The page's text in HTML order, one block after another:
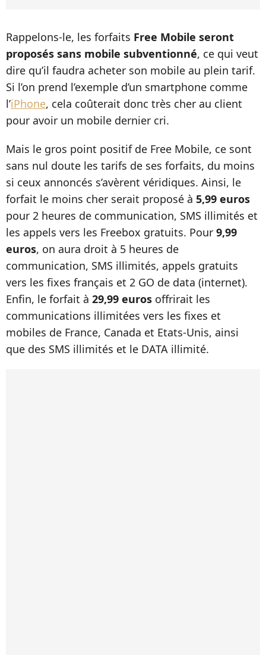
Rappelons-le, les forfaits Free Mobile seront
proposés sans mobile subventionné, ce qui veut
dire qu’il faudra acheter son mobile au plein tarif.
Si l’on prend l’exemple d’un smartphone comme
l’iPhone, cela coûterait donc très cher au client
pour avoir un mobile dernier cri.
Mais le gros point positif de Free Mobile, ce sont
sans nul doute les tarifs de ses forfaits, du moins
si ceux annoncés s’avèrent véridiques. Ainsi, le
forfait le moins cher serait proposé à 5,99 euros
pour 2 heures de communication, SMS illimités et
les appels vers les Freebox gratuits. Pour 9,99
euros, on aura droit à 5 heures de
communication, SMS illimités, appels gratuits
vers les fixes français et 2 GO de data (internet).
Enfin, le forfait à 29,99 euros offrirait les
communications illimitées vers les fixes et
mobiles de France, Canada et Etats-Unis, ainsi
que des SMS illimités et le DATA illimité.